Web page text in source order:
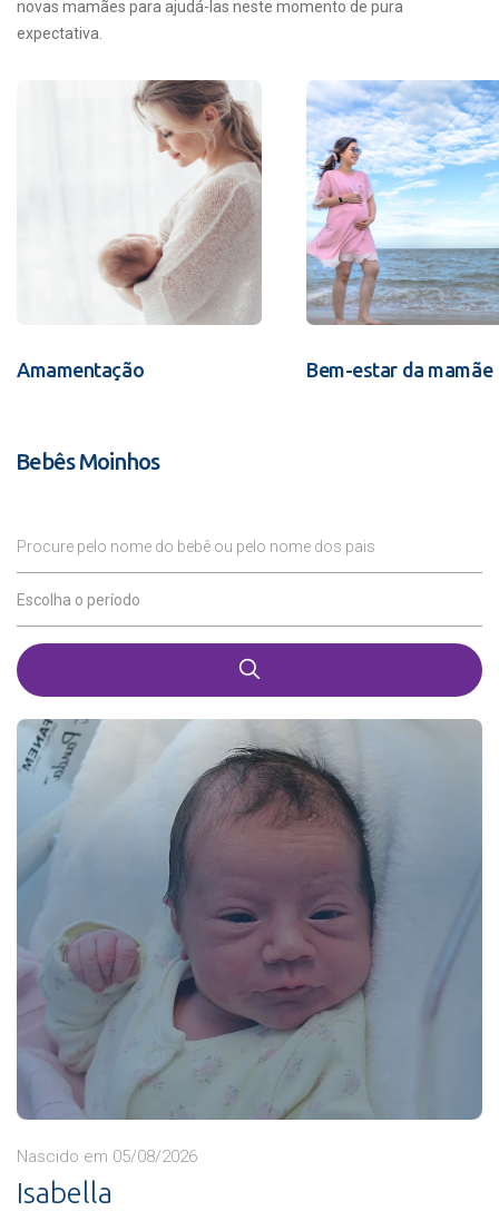
novas mamães para ajudá-las neste momento de pura
expectativa.
Amamentação Bem-estar da mamãe
Bebês Moinhos
Procure pelo nome do bebê ou pelo nome dos pais
Escolha o período
Nascido em 05/08/2026
Isabella